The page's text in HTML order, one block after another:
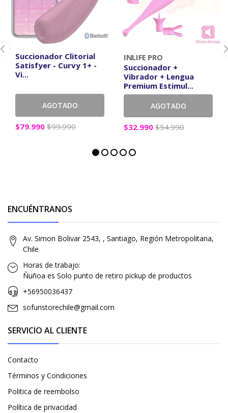
Succionador Clitorial
Satisfyer - Curvy 1+ -
Vi...
AGOTADO
$79.990 $99.990
INLIFE PRO
Succionador +
Vibrador + Lengua
Premium Estimul...
AGOTADO
$32.990 $54.990
ENCUÉNTRANOS
Av. Simon Bolivar 2543, , Santiago, Región Metropolitana,
Chile
Horas de trabajo:
Ñuñoa es Solo punto de retiro pickup de productos
+56950036437
sofunstorechile@gmail.com
SERVICIO AL CLIENTE
Contacto
Términos y Condiciones
Politica de reembolso
Política de privacidad